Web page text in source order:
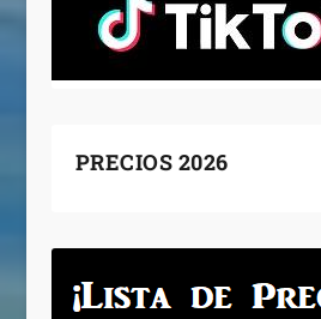
PRECIOS 2026